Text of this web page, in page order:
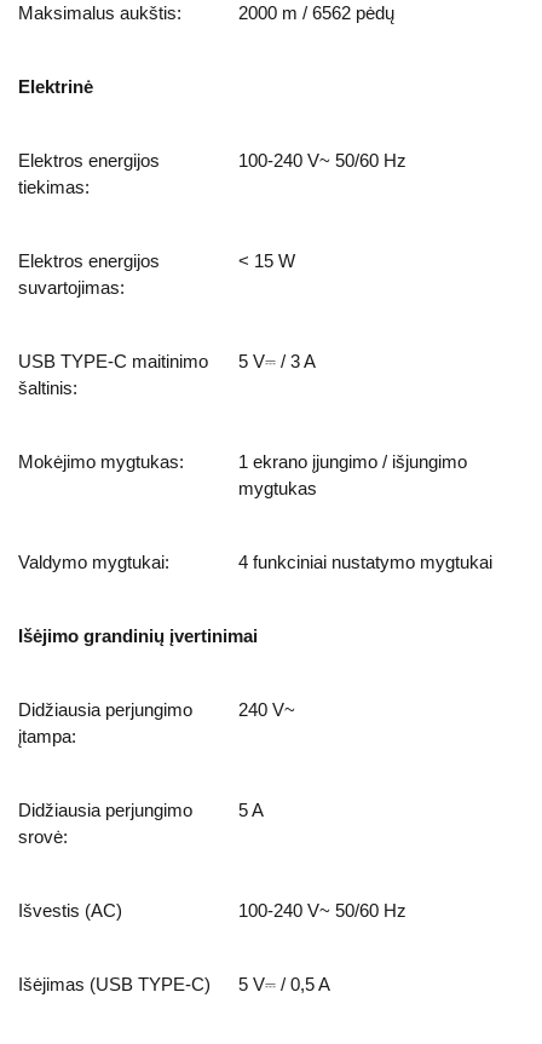
Maksimalus aukštis: 2000 m / 6562 pėdų
Elektrinė
Elektros energijos
tiekimas:
100-240 V~ 50/60 Hz
Elektros energijos
suvartojimas:
< 15 W
USB TYPE-C maitinimo
šaltinis:
5 V⎓ / 3 A
Mokėjimo mygtukas:
1 ekrano įjungimo / išjungimo
mygtukas
Valdymo mygtukai: 4 funkciniai nustatymo mygtukai
Išėjimo grandinių įvertinimai
Didžiausia perjungimo
įtampa:
240 V~
Didžiausia perjungimo
srovė:
5 A
Išvestis (AC) 100-240 V~ 50/60 Hz
Išėjimas (USB TYPE-C) 5 V⎓ / 0,5 A